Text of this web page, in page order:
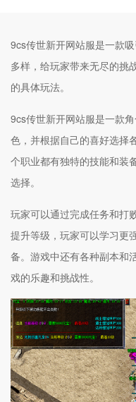
9cs传世新开网站服是一款
多样，给玩家带来无尽的挑
的具体玩法。
9cs传世新开网站服是一款
色，并根据自己的喜好选择
个职业都有独特的技能和装
选择。
玩家可以通过完成任务和打
提升等级，玩家可以学习更
备。游戏中还有各种副本和
戏的乐趣和挑战性。